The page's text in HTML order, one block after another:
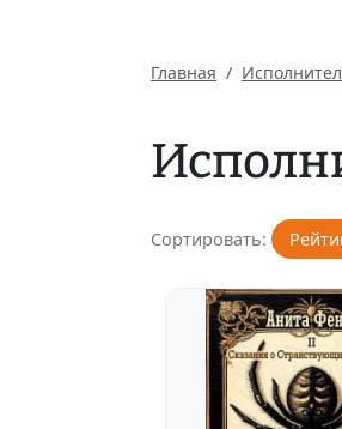
Главная
Сортировать: